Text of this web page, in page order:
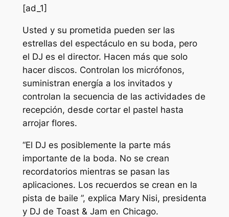
[ad_1]
Usted y su prometida pueden ser las
estrellas del espectáculo en su boda, pero
el DJ es el director. Hacen más que solo
hacer discos. Controlan los micrófonos,
suministran energía a los invitados y
controlan la secuencia de las actividades de
recepción, desde cortar el pastel hasta
arrojar flores.
“El DJ es posiblemente la parte más
importante de la boda. No se crean
recordatorios mientras se pasan las
aplicaciones. Los recuerdos se crean en la
pista de baile ”, explica Mary Nisi, presidenta
y DJ de Toast & Jam en Chicago.